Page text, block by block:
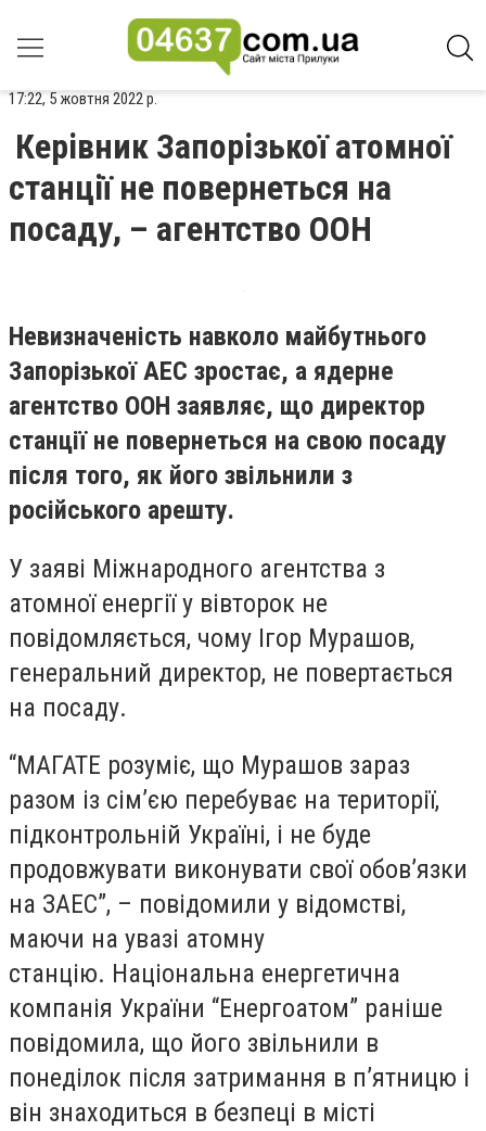
17:22, 5 жовтня 2022 р.
Керівник Запорізької атомної
станції не повернеться на
посаду, – агентство ООН
Невизначеність навколо майбутнього
Запорізької АЕС зростає, а ядерне
агентство ООН заявляє, що директор
станції не повернеться на свою посаду
після того, як його звільнили з
російського арешту.
У заяві Міжнародного агентства з
атомної енергії у вівторок не
повідомляється, чому Ігор Мурашов,
генеральний директор, не повертається
на посаду.
“МАГАТЕ розуміє, що Мурашов зараз
разом із сім’єю перебуває на території,
підконтрольній Україні, і не буде
продовжувати виконувати свої обов’язки
на ЗАЕС”, – повідомили у відомстві,
маючи на увазі атомну
станцію. Національна енергетична
компанія України “Енергоатом” раніше
повідомила, що його звільнили в
понеділок після затримання в п’ятницю і
він знаходиться в безпеці в місті